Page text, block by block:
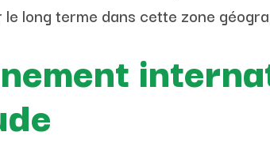
long terme dans cette zone